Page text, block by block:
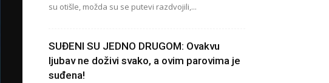
su otišle, možda su se putevi razdvojili,...
SUĐENI SU JEDNO DRUGOM: Ovakvu
ljubav ne doživi svako, a ovim parovima je
suđena!